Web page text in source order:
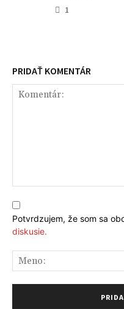
1
PRIDAŤ KOMENTÁR
Potvrdzujem, že som sa
diskusie.